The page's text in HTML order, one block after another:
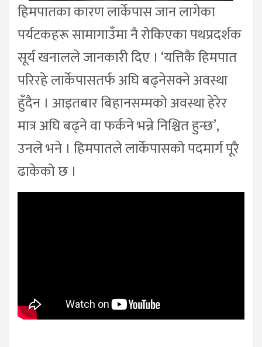
हिमपातका कारण लार्केपास जान लागेका
पर्यटकहरू सामागाउँमा नै रोकिएका पथप्रदर्शक
सूर्य खनालले जानकारी दिए । ‘यत्तिकै हिमपात
परिरहे लार्केपासतर्फ अघि बढ्नेसक्ने अवस्था
हुँदैन । आइतबार बिहानसम्मको अवस्था हेरेर
मात्र अघि बढ्ने वा फर्कने भन्ने निश्चित हुन्छ’,
उनले भने । हिमपातले लार्केपासको पदमार्ग पूरै
ढाकेको छ ।